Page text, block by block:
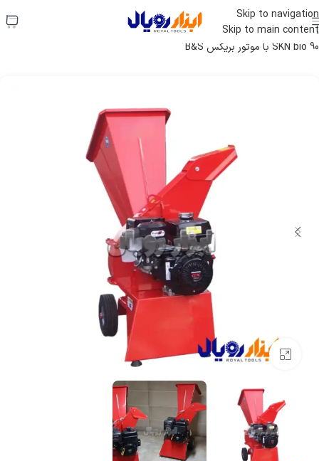
Skip to navigation
Skip to main content
استعلام قیمت فوری:
09120704710
ابزار رویال »فروشگاه»ابزار باغبانی (موتوری) »چوب خرد کن
چوب خرد کن
SKN bio 90 با موتور بریکس B&S
بزرگنمایی تصویر